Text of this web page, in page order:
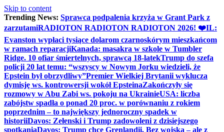
Skip to content
Trending News: Sprawca podpalenia krzyża w Grant Park z
zarzutamiRADIOTON RADIOTON RADIOTON 2026! ❤️IL:
Evanston wypłaci tysiące dolarom czarnoskórym mieszkańcom
w ramach reparacjiKanada: masakra w szkole w Tumbler
Ridge. 10 ofiar śmiertelnych, sprawcą 18-latekTrump do szefa
policji 20 lat temu: “wszyscy w Nowym Jorku wiedzieli, że
Epstein był obrzydliwy”Premier Wielkiej Brytanii wyklucza
dymisję ws. kontrowersji wokół EpsteinaZakończyły się
rozmowy w Abu Zabi ws. pokoju na UkrainieUSA: liczba
zabójstw spadła o ponad 20 proc. w porównaniu z rokiem
poprzednim – to największy jednoroczny spadek w
historiiDavos: Zełenski i Trump zadowoleni z dzisiejszego
spotkaniaDavos: Trump chce Grenlandii. Bez wojska – ale z